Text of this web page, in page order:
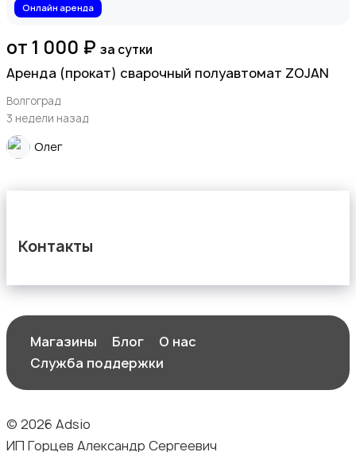
Онлайн аренда
от 1 000 ₽ за сутки
Аренда (прокат) сварочный полуавтомат ZOJAN
Волгоград
3 недели назад
Олег
Контакты
Магазины Блог
О нас
Служба поддержки
© 2026 Adsio
ИП Горцев Александр Сергеевич